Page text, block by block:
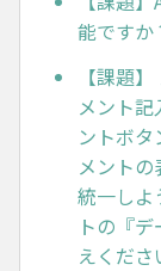
能ですか
【課題
メント
ントボ
メント
統一しよ
トの『
えくださ